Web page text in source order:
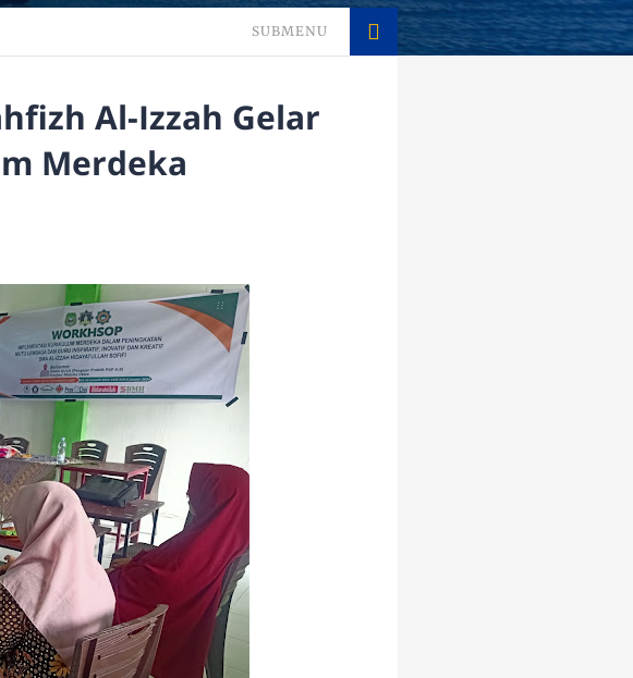
SUBMENU
Al-Izzah Gelar
Merdeka